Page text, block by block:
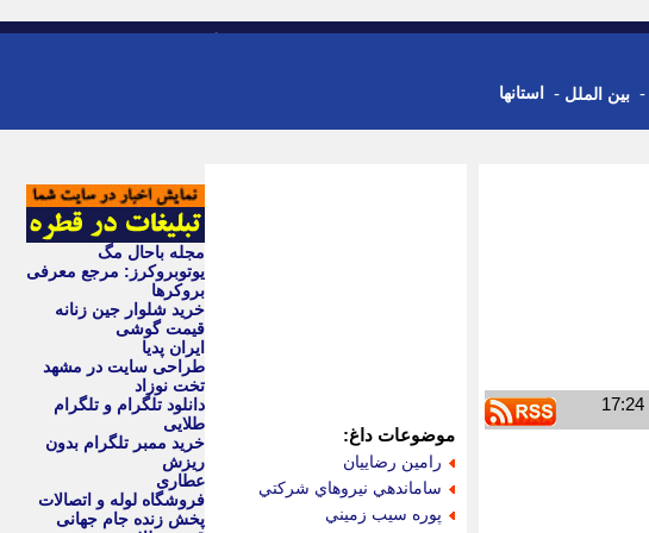
ورود-عضویت
- بین الملل - استانها
موضوعات داغ:
رامين رضاييان
ساماندهي نيروهاي شركتي
پوره سيب زميني
مجله باحال مگ
یوتوبروکرز: مرجع معرفی
بروکرها
خرید شلوار جین زنانه
قیمت گوشی
ایران پدیا
طراحی سایت در مشهد
تخت نوزاد
دانلود تلگرام و تلگرام
طلایی
خرید ممبر تلگرام بدون
ریزش
عطاری
فروشگاه لوله و اتصالات
پخش زنده جام جهانی